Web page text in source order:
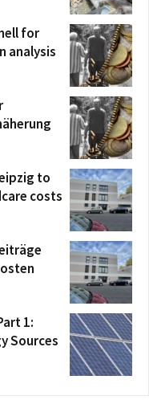
for
analysis
to
costs
1:
Sources